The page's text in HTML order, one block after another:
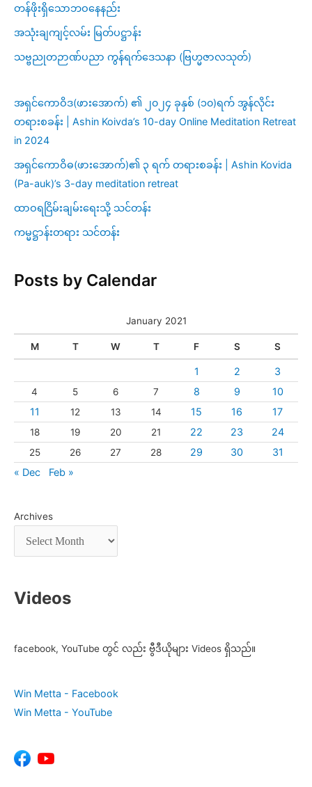
တန်ဖိုးရှိသောဘဝနေနည်း
အသုံးချကျင့်လမ်း မြတ်ပဋ္ဌာန်း
သဗ္ဗညုတဉာဏ်ပညာ ကွန်ရက်ဒေသနာ (ဗြဟ္မဇာလသုတ်)
အရှင်ကောဝိဒ(ဖားအောက်) ၏ ၂၀၂၄ ခုနှစ် (၁၀)ရက် အွန်လိုင်း
တရားစခန်း | Ashin Koivda’s 10-day Online Meditation Retreat
in 2024
အရှင်ကောဝိဓ(ဖားအောက်)၏ ၃ ရက် တရားစခန်း | Ashin Kovida
(Pa-auk)’s 3-day meditation retreat
ထာဝရငြိမ်းချမ်းရေးသို့ သင်တန်း
ကမ္မဋ္ဌာန်းတရား သင်တန်း
Posts by Calendar
January 2021
M T W T F S S
1 2 3
4 5 6 7 8 9
10
11
12 13 14 15 16 17
18 19 20 21 22 23 24
25 26 27 28 29 30
31
« Dec
Feb »
Archives
Videos
facebook, YouTube တွင် လည်း ဗွီဒီယိုများ Videos ရှိသည်။
Win Metta - Facebook
Win Metta - YouTube